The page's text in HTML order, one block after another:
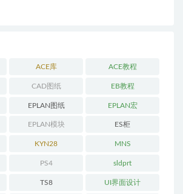
ACE库 ACE教程
CAD图纸 EB教程
EPLAN图纸 EPLAN宏
EPLAN模块 ES柜
KYN28 MNS
PS4 sldprt
TS8 UI界面设计